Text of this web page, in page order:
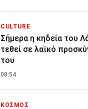
CULTURE
Σήμερα η κηδεία του
τεθεί σε λαϊκό
του
08:54
ΚΟΣΜΟΣ